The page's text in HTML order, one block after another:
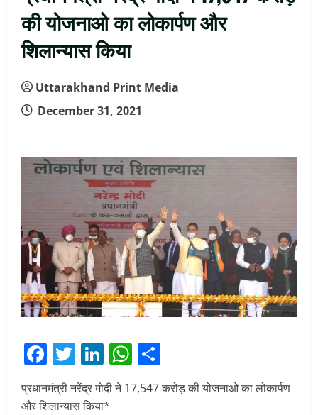
की योजनाओ का लोकार्पण और
शिलान्यास किया
Uttarakhand Print Media
December 31, 2021
Facebook
Twitter
LinkedIn
WhatsApp
प्रधानमंत्री नरेंद्र मोदी ने 17,547 करोड़ की योजनाओ का लोकार्पण
और शिलान्यास किया*